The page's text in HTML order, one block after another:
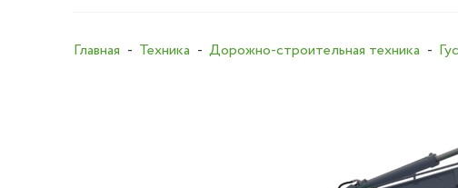
Главная Техника Дорожно-строительная техника